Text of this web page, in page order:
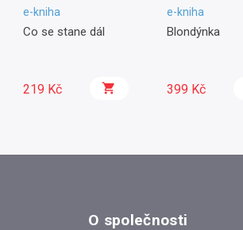
e-kniha
Co se stane dál
219 Kč
e-kniha
Blondýnka
399 Kč
O společnosti